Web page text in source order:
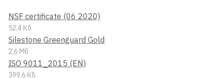
NSF certificate (06 2020)
52,4 Кб
Silestone Greenguard Gold
2,6 Мб
ISO 9011_2015 (EN)
399,6 Кб